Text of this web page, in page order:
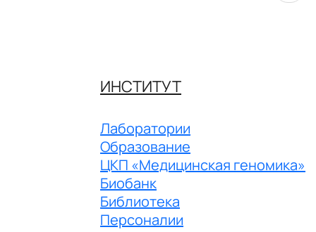
ИНСТИТУТ
Лаборатории
Образование
ЦКП «Медицинская геномика»
Биобанк
Библиотека
Персоналии